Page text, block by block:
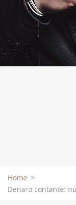
Home >
Denaro contante: